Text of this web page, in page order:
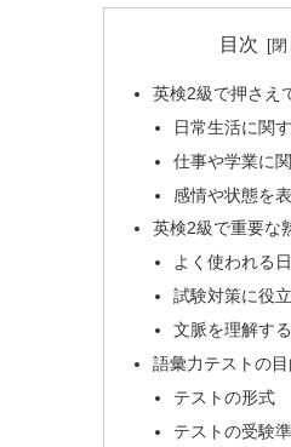
目次
英検2級で押さえ
日常生活に関
仕事や学業に
感情や状態を
英検2級で重要な
よく使われる
試験対策に役
文脈を理解す
語彙力テストの
テストの形式
テストの受験